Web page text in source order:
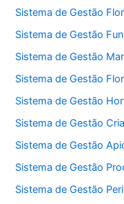
Sistema de Gestão
Sistema de Gestão
Sistema de Gestão
Sistema de Gestão
Sistema de Gestão
Sistema de Gestão
Sistema de Gestão
Sistema de Gestão
Sistema de Gestão